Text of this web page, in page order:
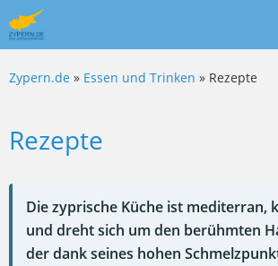
Zypern.de » Essen und Trinken » Rezepte
Rezepte
Die zyprische Küche ist mediterran,
und dreht sich um den berühmten
der dank seines hohen